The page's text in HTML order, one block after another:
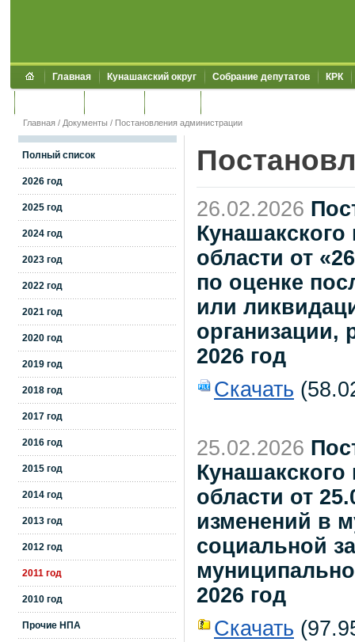
Главная Кунашакский округ Собрание депутатов КРК
Главная / Документы / Постановления администрации
Полный список
2026 год
2025 год
2024 год
2023 год
2022 год
2021 год
2020 год
2019 год
2018 год
2017 год
2016 год
2015 год
2014 год
2013 год
2012 год
2011 год
2010 год
Прочие НПА
26.02.2026
области от
по оценке
или
организации,
2026 год
Скачать
25.02.2026
области от
изменений в
социальной
2026 год
Скачать